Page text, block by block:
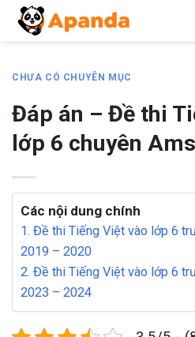
Skip
CHƯA CÓ CHUYÊN MỤC
Đáp án – Đề thi
lớp 6 chuyên
Các nội dung chính
1. Đề thi Tiếng Việt vào lớp 6
2019 – 2020
2. Đề thi Tiếng Việt vào lớp 6
2023 – 2024